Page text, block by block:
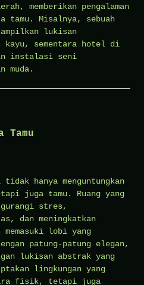
memberikan pengalaman
tamu. Misalnya, sebuah
lukisan
sementara hotel di
instalasi seni
muda.
Tamu
hanya menguntungkan
juga tamu. Ruang yang
stres,
dan meningkatkan
memasuki lobi yang
patung-patung elegan,
lukisan abstrak yang
lingkungan yang
fisik, tetapi juga